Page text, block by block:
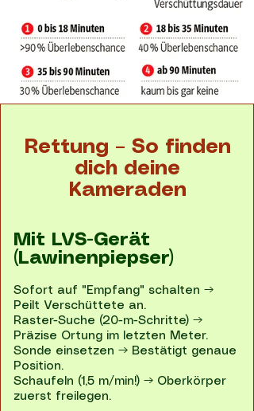
Rettung – So finden
dich deine
Kameraden
Mit LVS-Gerät
(Lawinenpiepser)
Sofort auf "Empfang" schalten →
Peilt Verschüttete an.
Raster-Suche (20-m-Schritte) →
Präzise Ortung im letzten Meter.
Sonde einsetzen → Bestätigt genaue
Position.
Schaufeln (1,5 m/min!) → Oberkörper
zuerst freilegen.